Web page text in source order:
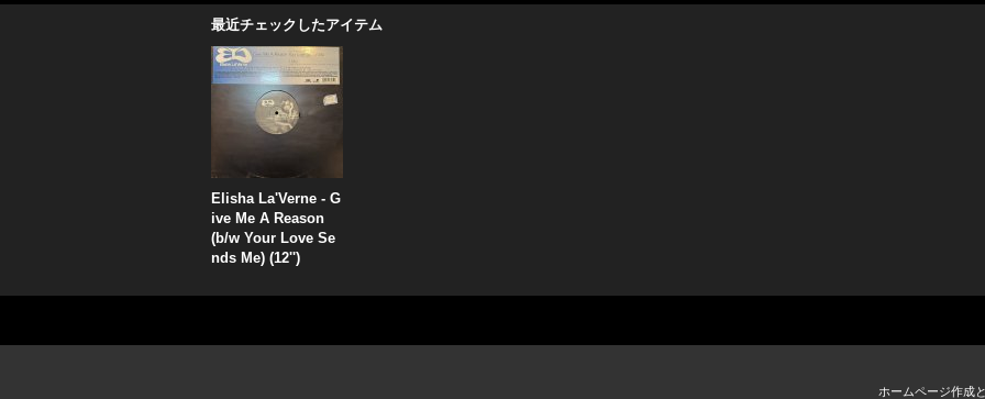
最近チェックしたアイテム
Elisha La'Verne - G
ive Me A Reason
(b/w Your Love Se
nds Me) (12'')
ホームページ作成